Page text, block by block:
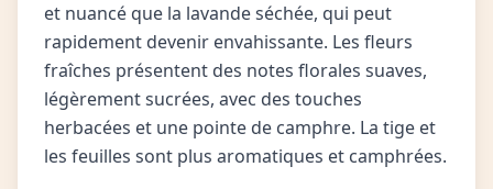
et nuancé que la lavande séchée, qui peut
rapidement devenir envahissante. Les fleurs
fraîches présentent des notes florales suaves,
légèrement sucrées, avec des touches
herbacées et une pointe de camphre. La tige et
les feuilles sont plus aromatiques et camphrées.